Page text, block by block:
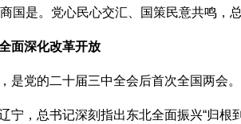
国是。党心民心交汇、国策民意共鸣
面深化改革开放
是党的二十届三中全会后首次全国两会
宁，总书记深刻指出东北全面振兴“归